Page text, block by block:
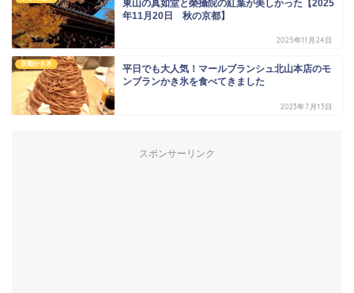
東山の真如堂と榮攝院の紅葉が美しかった【2025
年11月20日 秋の京都】
2025年11月24日
京都かき氷
平日でも大人気！マールブランシュ北山本店のモ
ンブランかき氷を食べてきました
2023年7月13日
スポンサーリンク